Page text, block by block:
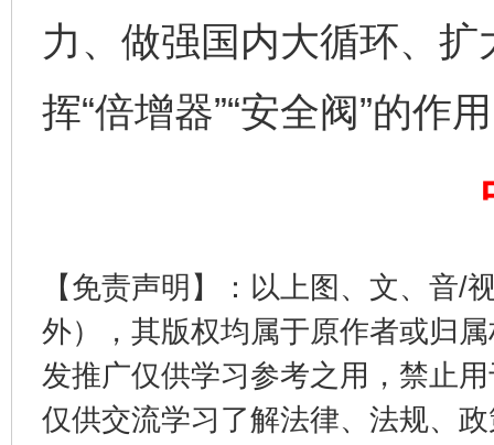
力、做强国内大循环、
挥“倍增器”“安全阀”的作
【免责声明】：以上图、文、音/
外），其版权均属于原作者或归
发推广仅供学习参考之用，禁止
仅供交流学习了解法律、法规、
东山县通报“牛蛙产品抗生素超标问题” 法